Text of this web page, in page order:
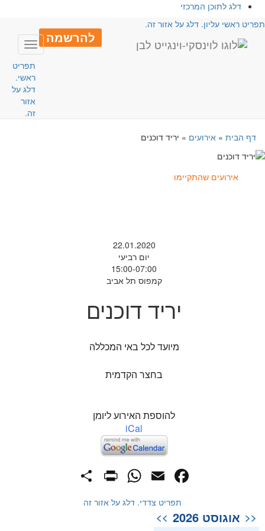
דלג לתוכן המרכזי
ראשי עליון. דלג על אזור זה.
להרשמה
Toggle
תפריט
ראשי.
דלג על
אזור
זה.
דף הבית» אירועים» יריד דוכנים
אירועים שהתקיימו
22.01.2020
יום רביעי
15:00-07:00
קמפוס תל אביב
יריד דוכנים
מיועד לכל באי המכללה
בחצר הקדמית
להוספת האירוע ליומן
iCal
Facebook
Email
WhatsApp
תפריט צדדי. דלג על אזור זה
<< אוגוסט 2026 >>